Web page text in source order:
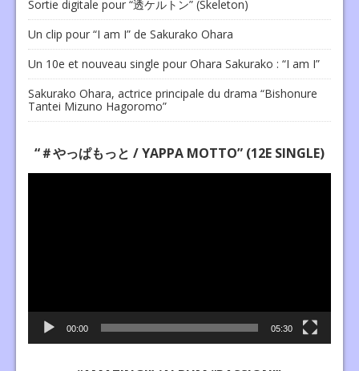
Sortie digitale pour “透ケルトン” (Skeleton)
Un clip pour “I am I” de Sakurako Ohara
Un 10e et nouveau single pour Ohara Sakurako : “I am I”
Sakurako Ohara, actrice principale du drama “Bishonure
Tantei Mizuno Hagoromo”
“＃やっぱもっと / YAPPA MOTTO” (12E SINGLE)
Lecteur
00:00 05:30